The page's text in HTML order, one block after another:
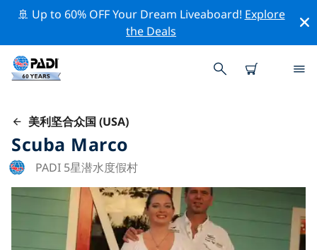
🚢 Up to 60% OFF Your Dream Liveaboard! Explore
the Deals
美利坚合众国 (USA)
Scuba Marco
PADI 5星潜水度假村